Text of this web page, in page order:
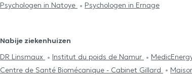
Psychologen in Natoye
Psychologen in Ernage
Nabije ziekenhuizen
DR Linsmaux
Institut du poids de Namur
Centre de Santé Biomécanique - Cabinet Gillard